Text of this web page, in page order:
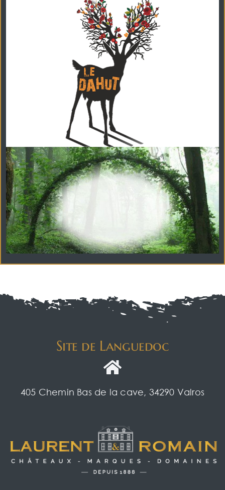
Site de Languedoc
405 Chemin Bas de la cave, 34290 Valros